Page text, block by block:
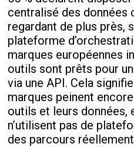
centralisé des données
regardant de plus près,
plateforme
marques européennes
outils sont prêts pour
via une API. Cela
marques peinent
outils et leurs données,
n’utilisent pas de
des parcours